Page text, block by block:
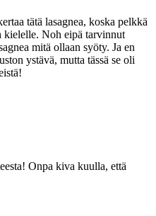
tätä lasagnea, koska pelkkä
kielelle. Noh eipä tarvinnut
mitä ollaan syöty. Ja en
ystävä, mutta tässä se oli
Onpa kiva kuulla, että